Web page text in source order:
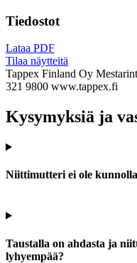
Tiedostot
Lataa PDF
Tilaa näytteitä
Tappex Finland Oy
321 9800 www.tappex.fi
Kysymyksiä ja
Niittimutteri ei ole
Taustalla on ahdasta ja
lyhyempää?